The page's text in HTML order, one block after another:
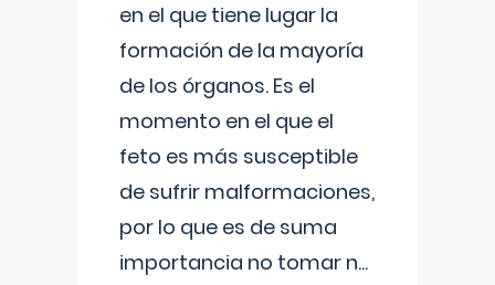
en el que tiene lugar la
formación de la mayoría
de los órganos. Es el
momento en el que el
feto es más susceptible
de sufrir malformaciones,
por lo que es de suma
importancia no tomar n...